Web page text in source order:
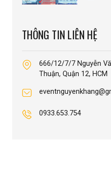
THÔNG TIN LIÊN HỆ
666/12/7/7 Nguyễn
Thuận, Quận 12, HCM
0933.653.754